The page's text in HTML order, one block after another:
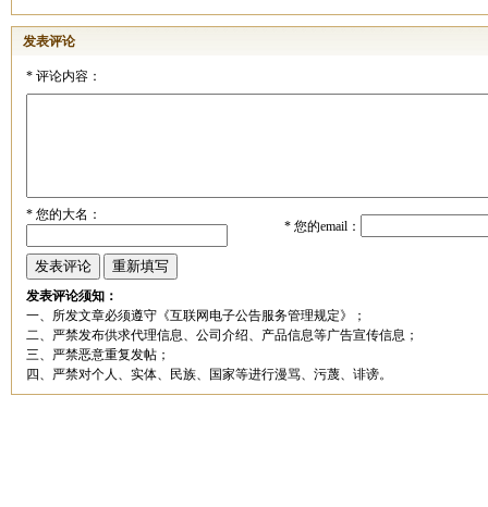
发表评论
*评论内容：
*您的大名：
*您的email：
发表评论须知：
一、所发文章必须遵守《互联网电子公告服务管理规定》；
二、严禁发布供求代理信息、公司介绍、产品信息等广告宣传信息；
三、严禁恶意重复发帖；
四、严禁对个人、实体、民族、国家等进行漫骂、污蔑、诽谤。